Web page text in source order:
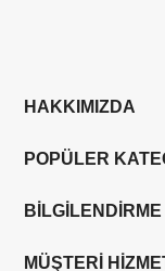
HAKKIMIZDA
POPÜLER
BİLGİLENDİRME
MÜŞTERİ